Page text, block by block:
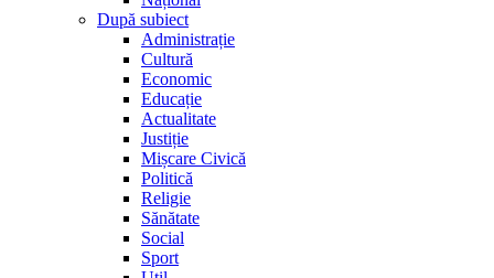
După subiect
Administrație
Cultură
Economic
Educație
Actualitate
Justiție
Mișcare Civică
Politică
Religie
Sănătate
Social
Sport